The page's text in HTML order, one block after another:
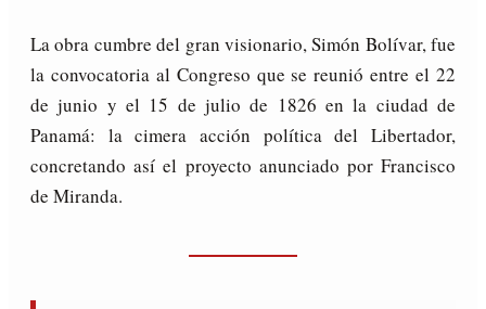
La obra cumbre del gran visionario, Simón Bolívar, fue
la convocatoria al Congreso que se reunió entre el 22
de junio y el 15 de julio de 1826 en la ciudad de
Panamá: la cimera acción política del Libertador,
concretando así el proyecto anunciado por Francisco
de Miranda.